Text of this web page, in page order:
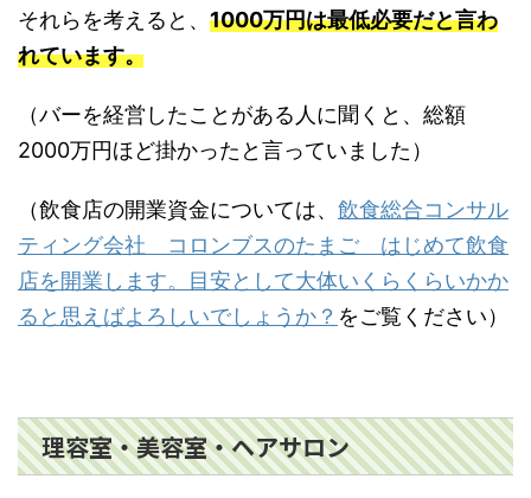
それらを考えると、 1000万円は最低必要だと言わ
れています。
（バーを経営したことがある人に聞くと、総額
2000万円ほど掛かったと言っていました）
（飲食店の開業資金については、 飲食総合コンサル
ティング会社 コロンブスのたまご はじめて飲食
店を開業します。目安として大体いくらくらいかか
ると思えばよろしいでしょうか？ をご覧ください）
理容室・美容室・ヘアサロン